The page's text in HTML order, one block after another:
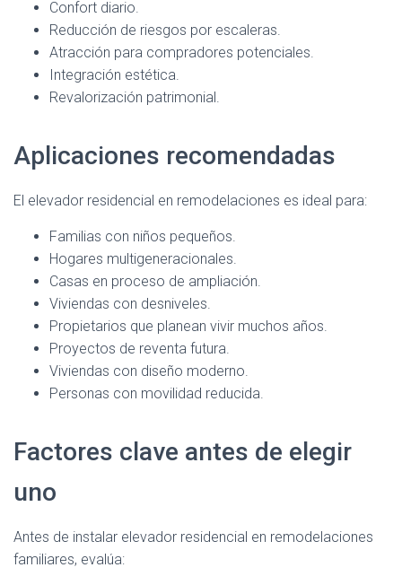
Confort diario.
Reducción de riesgos por escaleras.
Atracción para compradores potenciales.
Integración estética.
Revalorización patrimonial.
Aplicaciones recomendadas
El elevador residencial en remodelaciones es ideal para:
Familias con niños pequeños.
Hogares multigeneracionales.
Casas en proceso de ampliación.
Viviendas con desniveles.
Propietarios que planean vivir muchos años.
Proyectos de reventa futura.
Viviendas con diseño moderno.
Personas con movilidad reducida.
Factores clave antes de elegir
uno
Antes de instalar elevador residencial en remodelaciones
familiares, evalúa: